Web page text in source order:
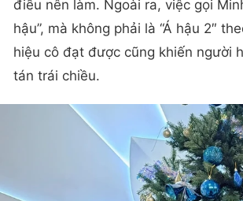
điều nên làm. Ngoài ra, việc gọi
hậu”, mà không phải là “Á hậu 2″
hiệu cô đạt được cũng khiến người
tán trái chiều.